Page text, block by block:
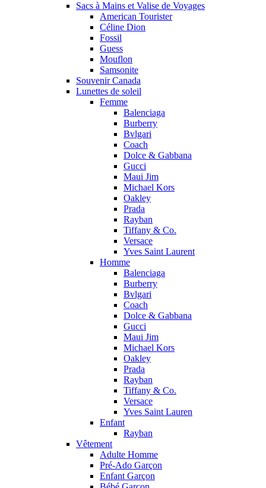
Sacs à Mains et Valise de Voyages
American Tourister
Céline Dion
Fossil
Guess
Mouflon
Samsonite
Souvenir Canada
Lunettes de soleil
Femme
Balenciaga
Burberry
Bvlgari
Coach
Dolce & Gabbana
Gucci
Maui Jim
Michael Kors
Oakley
Prada
Rayban
Tiffany & Co.
Versace
Yves Saint Laurent
Homme
Balenciaga
Burberry
Bvlgari
Coach
Dolce & Gabbana
Gucci
Maui Jim
Michael Kors
Oakley
Prada
Rayban
Tiffany & Co.
Versace
Yves Saint Lauren
Enfant
Rayban
Vêtement
Adulte Homme
Pré-Ado Garçon
Enfant Garçon